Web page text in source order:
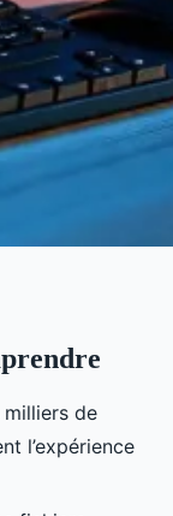
pour
milliers de
l’expérience